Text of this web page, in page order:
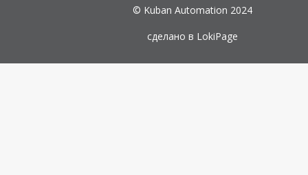
© Kuban Automation 2024
сделано в LokiPage